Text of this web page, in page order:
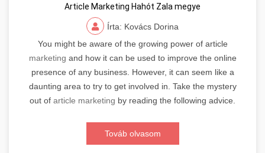
Article Marketing Hahót Zala megye
Írta: Kovács Dorina
You might be aware of the growing power of article
marketing and how it can be used to improve the online
presence of any business. However, it can seem like a
daunting area to try to get involved in. Take the mystery
out of article marketing by reading the following advice.
Továb olvasom